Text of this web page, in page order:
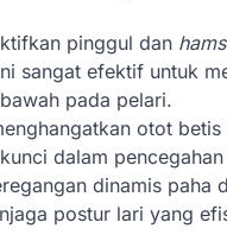
pinggul dan
sangat efektif untuk
pada pelari.
otot
dalam pencegahan
dinamis paha
postur lari yang